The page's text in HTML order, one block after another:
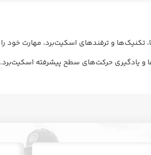
و ترفندهای اسکیت‌برد، مهارت خود
و یادگیری حرکت‌های سطح پیشرفته اسکیت‌برد.